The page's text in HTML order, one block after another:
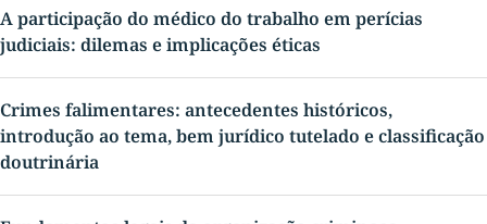
A participação do médico do trabalho em perícias
judiciais: dilemas e implicações éticas
Crimes falimentares: antecedentes históricos,
introdução ao tema, bem jurídico tutelado e classificação
doutrinária